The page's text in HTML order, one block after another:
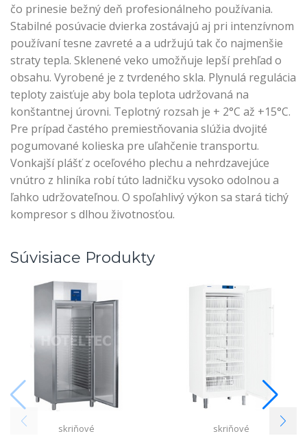
čo prinesie bežný deň profesionálneho používania.
Stabilné posúvacie dvierka zostávajú aj pri intenzívnom
používaní tesne zavreté a a udržujú tak čo najmenšie
straty tepla. Sklenené veko umožňuje lepší prehľad o
obsahu. Vyrobené je z tvrdeného skla. Plynulá regulácia
teploty zaisťuje aby bola teplota udržovaná na
konštantnej úrovni. Teplotný rozsah je + 2°C až +15°C.
Pre prípad častého premiestňovania slúžia dvojité
pogumované kolieska pre uľahčenie transportu.
Vonkajší plášť z oceľového plechu a nehrdzavejúce
vnútro z hliníka robí túto ladničku vysoko odolnou a
ľahko udržovateľnou. O spoľahlivý výkon sa stará tichý
kompresor s dlhou životnosťou.
Súvisiace Produkty
skriňové
skriňové